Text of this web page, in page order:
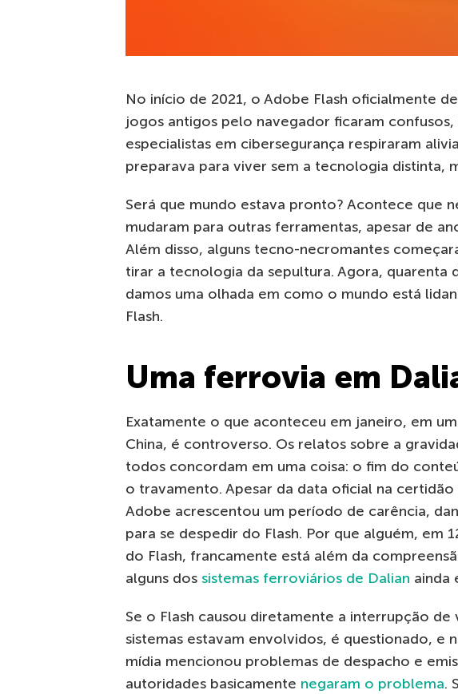
No início de 2021, o Adobe Flash oficialmente
jogos antigos pelo navegador ficaram confusos,
especialistas em cibersegurança respiraram
preparava para viver sem a tecnologia distinta,
Será que mundo estava pronto? Acontece que
mudaram para outras ferramentas, apesar de
Além disso, alguns tecno-necromantes
tirar a tecnologia da sepultura. Agora, quarenta
damos uma olhada em como o mundo está
Flash.
Uma ferrovia em
Exatamente o que aconteceu em janeiro, em
China, é controverso. Os relatos sobre a
todos concordam em uma coisa: o fim do
o travamento. Apesar da data oficial na
Adobe acrescentou um período de carência,
para se despedir do Flash. Por que alguém, em
do Flash, francamente está além da
alguns dos sistemas ferroviários de Dalian ainda
Se o Flash causou diretamente a interrupção de
sistemas estavam envolvidos, é questionado, e
mídia mencionou problemas de despacho e
autoridades basicamente negaram o problema.